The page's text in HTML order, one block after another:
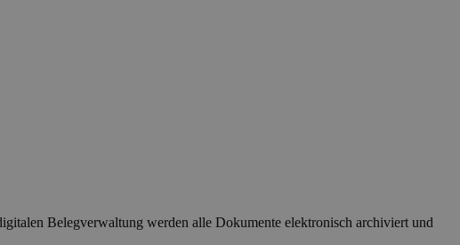
Belegverwaltung werden alle Dokumente elektronisch archiviert und